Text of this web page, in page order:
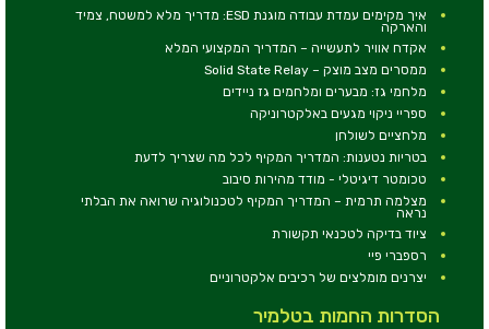
איך מקימים עמדת עבודה מוגנת ESD: מדריך מלא למשטח, צמיד
והארקה
אקדח אוויר לתעשייה – המדריך המקצועי המלא
ממסרים מצב מוצק – Solid State Relay
מלחמי גז: מבערים ומלחמים גז ניידים
ספריי ניקוי מגעים באלקטרוניקה
מלחציים לשולחן
בטריות נטענות: המדריך המקיף לכל מה שצריך לדעת
טכומטר דיגיטלי - מודד מהירות סיבוב
מצלמה תרמית – המדריך המקיף לטכנולוגיה שרואה את הבלתי
נראה
ציוד בדיקה לטכנאי תקשורת
רספברי פיי
יצרנים מומלצים של רכיבים אלקטרוניים
הסדרות החמות בטלמיר